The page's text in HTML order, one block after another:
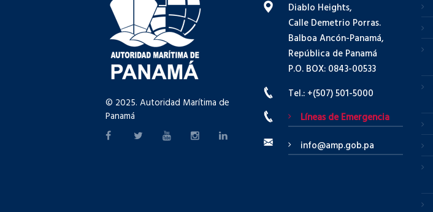
© 2025. Autoridad Marítima de
Panamá
Diablo Heights,
Calle Demetrio Porras.
Balboa Ancón-Panamá,
República de Panamá
P.O. BOX: 0843-00533
Tel.: +(507) 501-5000
Líneas de Emergencia
info@amp.gob.pa